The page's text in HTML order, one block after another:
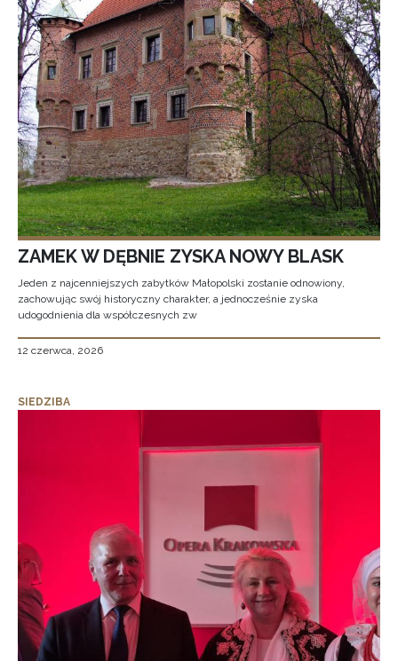
ZAMEK W DĘBNIE ZYSKA NOWY BLASK
Jeden z najcenniejszych zabytków Małopolski zostanie odnowiony,
zachowując swój historyczny charakter, a jednocześnie zyska
udogodnienia dla współczesnych zw
12 czerwca, 2026
SIEDZIBA